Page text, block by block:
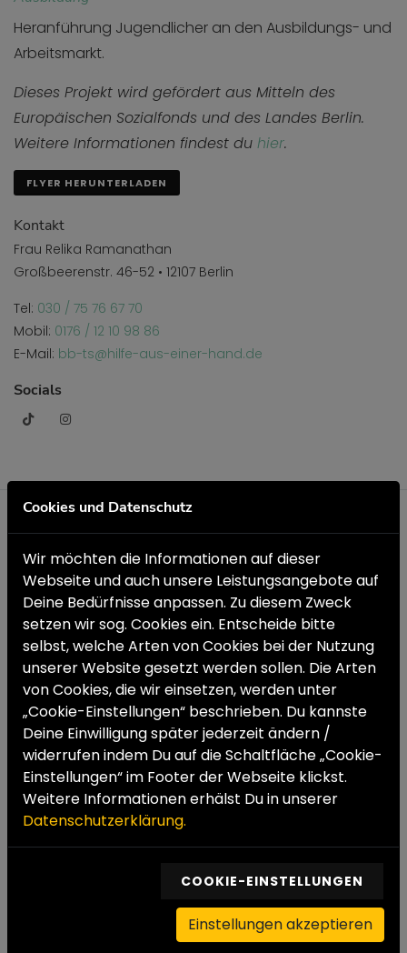
Heranführung Jugendlicher an den Ausbildungs- und
Arbeitsmarkt.
Dieses Projekt wird gefördert aus Mitteln des
Europäischen Sozialfonds und des Landes Berlin.
Weitere Informationen findest du hier.
FLYER HERUNTERLADEN
Kontakt
Frau Relika Ramanathan
Großbeerenstr. 46-52 • 12107 Berlin
Tel: 030 / 75 76 67 70
Mobil: 0176 / 12 10 98 86
E-Mail: bb-ts@hilfe-aus-einer-hand.de
Socials
Arbeitslos / fehlende Ausbildung
Sie haben eine Geschäftsidee – aber noch keinen
Plan, wie Sie starten sollen? Egal ob Gastronomie,
Handwerk, Onlinehandel oder Beratung: Mit unserem
individuellen Coaching entwickeln Sie Schritt für
Schritt einen realistischen, professionellen
Businessplan – und bereiten sich gezielt auf Ihre
Selbstständigkeit vor.
FLYER HERUNTERLADEN
Großbeerenstraße 46 • 12107 Berlin
business-plan@hilfe-aus-einer-hand.de
Cookies und Datenschutz
Wir möchten die Informationen auf dieser
Webseite und auch unsere Leistungsangebote auf
Deine Bedürfnisse anpassen. Zu diesem Zweck
setzen wir sog. Cookies ein. Entscheide bitte
selbst, welche Arten von Cookies bei der Nutzung
unserer Website gesetzt werden sollen. Die Arten
von Cookies, die wir einsetzen, werden unter
„Cookie-Einstellungen“ beschrieben. Du kannste
Deine Einwilligung später jederzeit ändern /
widerrufen indem Du auf die Schaltfläche „Cookie-
Einstellungen“ im Footer der Webseite klickst.
Weitere Informationen erhälst Du in unserer
Datenschutzerklärung.
COOKIE-EINSTELLUNGEN
Einstellungen akzeptieren